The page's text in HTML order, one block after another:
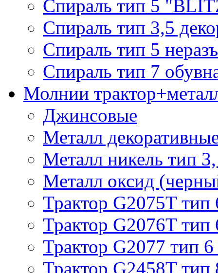
Спираль тип 5
Спираль тип 3,5
Спираль тип 5
Спираль тип 7
Молнии
Джинсовые
Металл
Металл никель тип
Металл оксид
Трактор G2075T тип
Трактор G2076T тип
Трактор G2077 тип 6
Трактор G2458T тип